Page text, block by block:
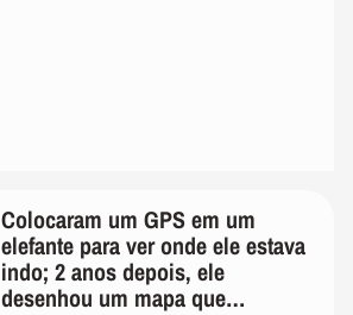
Colocaram um GPS em um
elefante para ver onde ele estava
indo; 2 anos depois, ele
desenhou um mapa que